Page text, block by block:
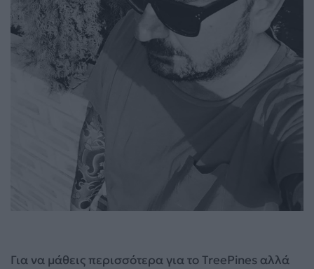
Για να μάθεις περισσότερα για το TreePines αλλά